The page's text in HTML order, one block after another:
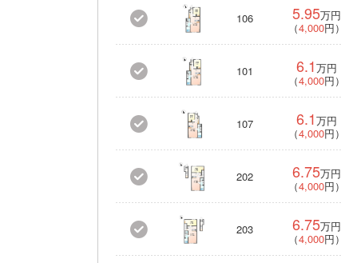
106 5.95万円
（4,000円）
101 6.1万円
（4,000円）
107 6.1万円
（4,000円）
202 6.75万円
（4,000円）
203 6.75万円
（4,000円）